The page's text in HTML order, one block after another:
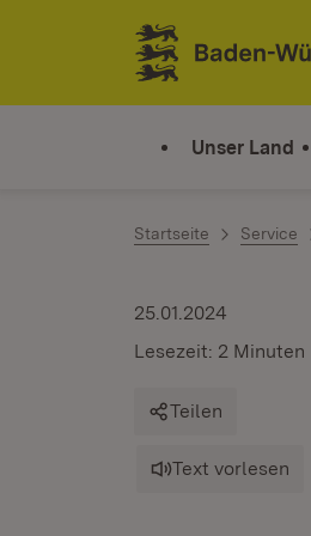
Zum Inhalt springen
Link zur Startseite
Unser Land
Startseite Service
25.01.2024
Lesezeit: 2 Minuten
Teilen
Text vorlesen